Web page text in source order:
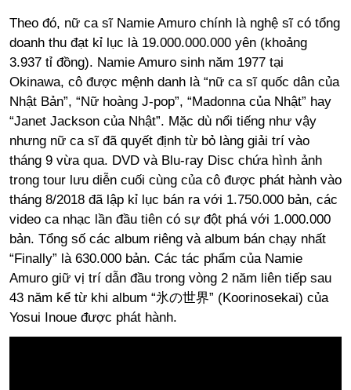
Theo đó, nữ ca sĩ Namie Amuro chính là nghệ sĩ có tổng
doanh thu đạt kỉ lục là 19.000.000.000 yên (khoảng
3.937 tỉ đồng). Namie Amuro sinh năm 1977 tại
Okinawa, cô được mệnh danh là “nữ ca sĩ quốc dân của
Nhật Bản”, “Nữ hoàng J-pop”, “Madonna của Nhật” hay
“Janet Jackson của Nhật”. Mặc dù nổi tiếng như vậy
nhưng nữ ca sĩ đã quyết định từ bỏ làng giải trí vào
tháng 9 vừa qua. DVD và Blu-ray Disc chứa hình ảnh
trong tour lưu diễn cuối cùng của cô được phát hành vào
tháng 8/2018 đã lập kỉ lục bán ra với 1.750.000 bản, các
video ca nhạc lần đầu tiên có sự đột phá với 1.000.000
bản. Tổng số các album riêng và album bán chạy nhất
“Finally” là 630.000 bản. Các tác phẩm của Namie
Amuro giữ vị trí dẫn đầu trong vòng 2 năm liên tiếp sau
43 năm kể từ khi album “氷の世界” (Koorinosekai) của
Yosui Inoue được phát hành.